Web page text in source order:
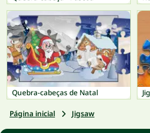
Quebra-cabeças de Natal
Página inicial Jigsaw